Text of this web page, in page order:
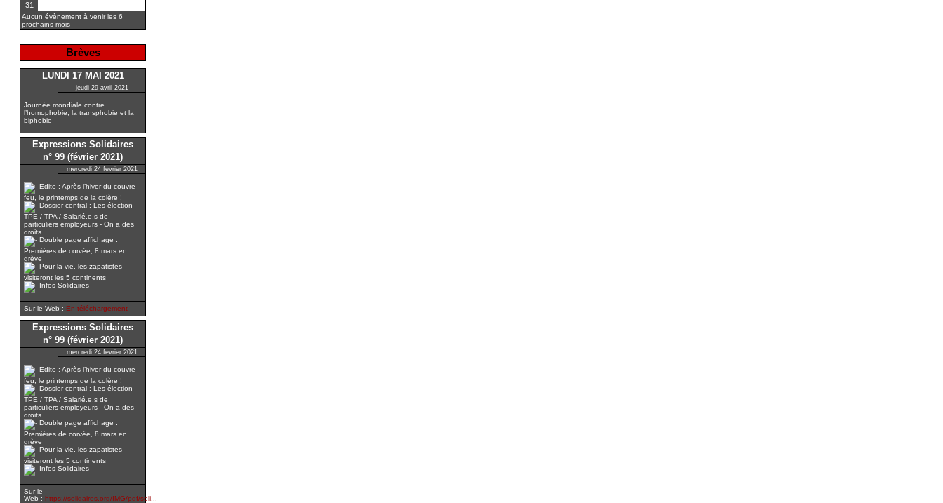
31
Aucun évènement à venir les 6
prochains mois
Brèves
LUNDI 17 MAI 2021
jeudi 29 avril 2021
Journée mondiale contre
l’homophobie, la transphobie et la
biphobie
Expressions Solidaires
n° 99 (février 2021)
mercredi 24 février 2021
Edito : Après l’hiver du couvre-
feu, le printemps de la colère !
Dossier central : Les élection
TPE / TPA / Salarié.e.s de
particuliers employeurs - On a des
droits
Double page affichage :
Premières de corvée, 8 mars en
grève
Pour la vie. les zapatistes
visiteront les 5 continents
Infos Solidaires
Sur le Web : En téléchargement
Expressions Solidaires
n° 99 (février 2021)
mercredi 24 février 2021
Edito : Après l’hiver du couvre-
feu, le printemps de la colère !
Dossier central : Les élection
TPE / TPA / Salarié.e.s de
particuliers employeurs - On a des
droits
Double page affichage :
Premières de corvée, 8 mars en
grève
Pour la vie. les zapatistes
visiteront les 5 continents
Infos Solidaires
Sur le
Web : https://solidaires.org/IMG/pdf/soli...